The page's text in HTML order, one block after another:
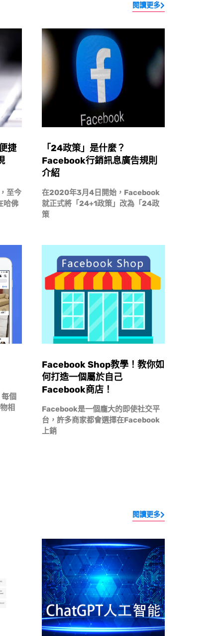
閱讀更多
捷
至今
哈佛
「24政策」是什麼？
Facebook行銷訊息廣告規則
介紹
在2020年3月4日開始，Facebook
就正式將「24+1政策」改為「24政
策
個
相
Facebook Shop教學！教你如
何打造一個屬於自己
Facebook商店！
Facebook是一個龐大的即使社交平
台，許多商家都會選擇在Facebook
上銷
閱讀更多